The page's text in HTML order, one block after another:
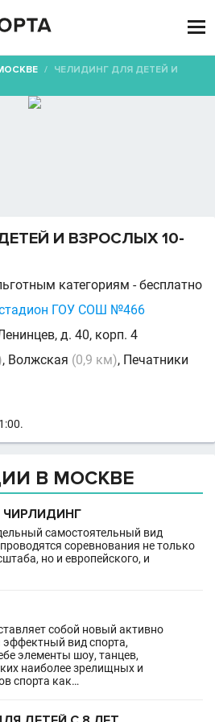

/ ЧЕЛИДИНГ ДЛЯ ДЕТЕЙ И
И ВЗРОСЛЫХ 10-
категориям - бесплатно
ГОУ СОШ №466
д. 40, корп. 4
, Волжская (0,9 км), Печатники
В МОСКВЕ
ЧИРЛИДИНГ
самостоятельный вид
соревнования не только
но и европейского, и
собой новый активно
вид спорта,
элементы шоу, танцев,
наиболее зрелищных и
спорта как…